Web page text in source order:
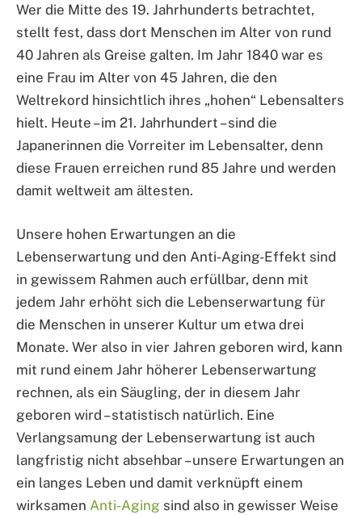
Wer die Mitte des 19. Jahrhunderts betrachtet,
stellt fest, dass dort Menschen im Alter von rund
40 Jahren als Greise galten. Im Jahr 1840 war es
eine Frau im Alter von 45 Jahren, die den
Weltrekord hinsichtlich ihres „hohen“ Lebensalters
hielt. Heute – im 21. Jahrhundert – sind die
Japanerinnen die Vorreiter im Lebensalter, denn
diese Frauen erreichen rund 85 Jahre und werden
damit weltweit am ältesten.
Unsere hohen Erwartungen an die
Lebenserwartung und den Anti-Aging-Effekt sind
in gewissem Rahmen auch erfüllbar, denn mit
jedem Jahr erhöht sich die Lebenserwartung für
die Menschen in unserer Kultur um etwa drei
Monate. Wer also in vier Jahren geboren wird, kann
mit rund einem Jahr höherer Lebenserwartung
rechnen, als ein Säugling, der in diesem Jahr
geboren wird – statistisch natürlich. Eine
Verlangsamung der Lebenserwartung ist auch
langfristig nicht absehbar – unsere Erwartungen an
ein langes Leben und damit verknüpft einem
wirksamen Anti-Aging sind also in gewisser Weise